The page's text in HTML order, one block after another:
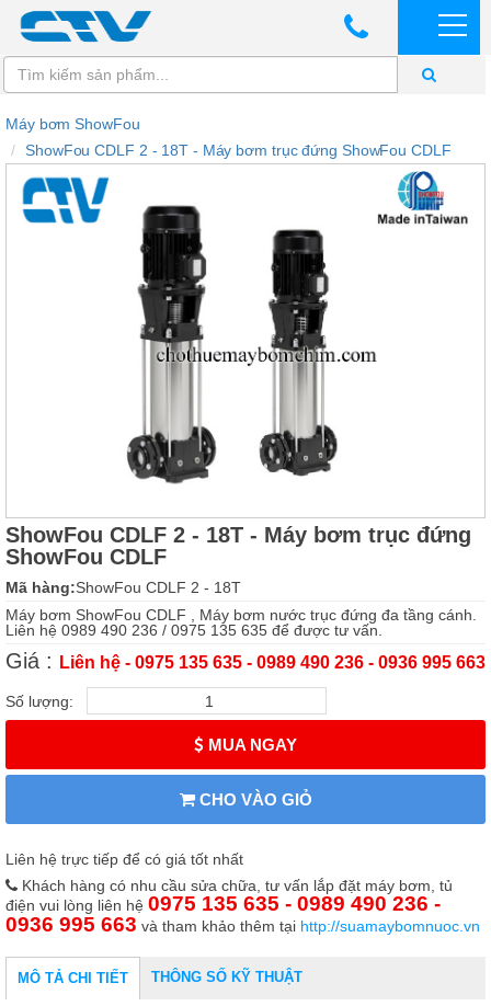
Máy bơm ShowFou
ShowFou CDLF 2 - 18T - Máy bơm trục đứng ShowFou CDLF
ShowFou CDLF 2 - 18T - Máy bơm trục đứng
ShowFou CDLF
Mã hàng:ShowFou CDLF 2 - 18T
Máy bơm ShowFou CDLF , Máy bơm nước trục đứng đa tầng cánh.
Liên hệ 0989 490 236 / 0975 135 635 để được tư vấn.
Giá : Liên hệ - 0975 135 635 - 0989 490 236 - 0936 995 663
Số lượng:
MUA NGAY
CHO VÀO GIỎ
Liên hệ trực tiếp để có giá tốt nhất
Khách hàng có nhu cầu sửa chữa, tư vấn lắp đặt máy bơm, tủ
điện vui lòng liên hệ 0975 135 635 - 0989 490 236 -
0936 995 663 và tham khảo thêm tại http://suamaybomnuoc.vn
MÔ TẢ CHI TIẾT THÔNG SỐ KỸ THUẬT